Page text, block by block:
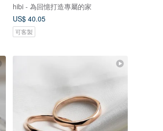
hibi - 為回憶打造專屬的家
US$ 40.05
可客製